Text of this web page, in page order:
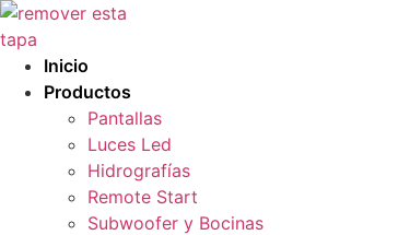
Ir
al
contenido
Inicio
Productos
Pantallas
Luces Led
Hidrografías
Remote Start
Subwoofer y Bocinas